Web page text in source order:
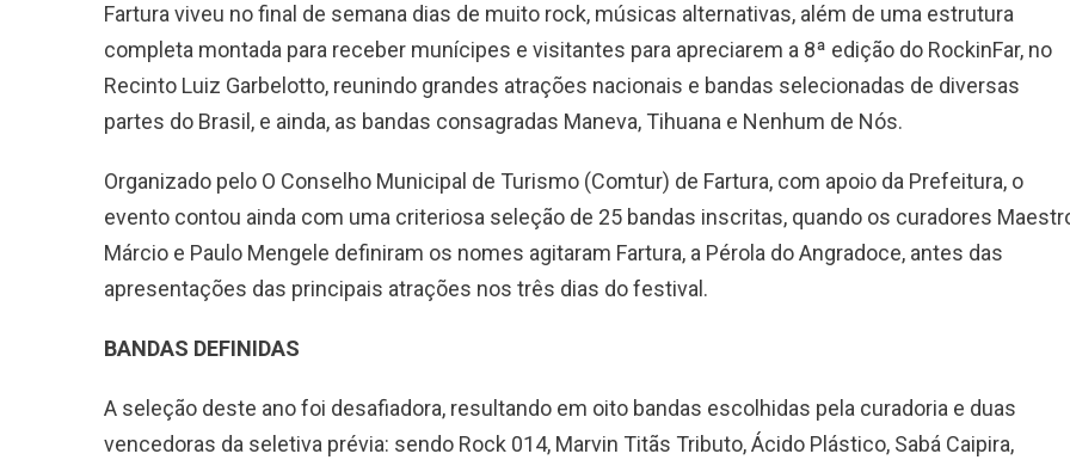
Fartura viveu no final de semana dias de muito rock, músicas alternativas, além de uma estrutura
completa montada para receber munícipes e visitantes para apreciarem a 8ª edição do RockinFar, no
Recinto Luiz Garbelotto, reunindo grandes atrações nacionais e bandas selecionadas de diversas
partes do Brasil, e ainda, as bandas consagradas Maneva, Tihuana e Nenhum de Nós.
Organizado pelo O Conselho Municipal de Turismo (Comtur) de Fartura, com apoio da Prefeitura, o
evento contou ainda com uma criteriosa seleção de 25 bandas inscritas, quando os curadores
Márcio e Paulo Mengele definiram os nomes agitaram Fartura, a Pérola do Angradoce, antes das
apresentações das principais atrações nos três dias do festival.
BANDAS DEFINIDAS
A seleção deste ano foi desafiadora, resultando em oito bandas escolhidas pela curadoria e duas
vencedoras da seletiva prévia: sendo Rock 014, Marvin Titãs Tributo, Ácido Plástico, Sabá Caipira,